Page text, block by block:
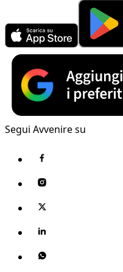
Segui Avvenire su